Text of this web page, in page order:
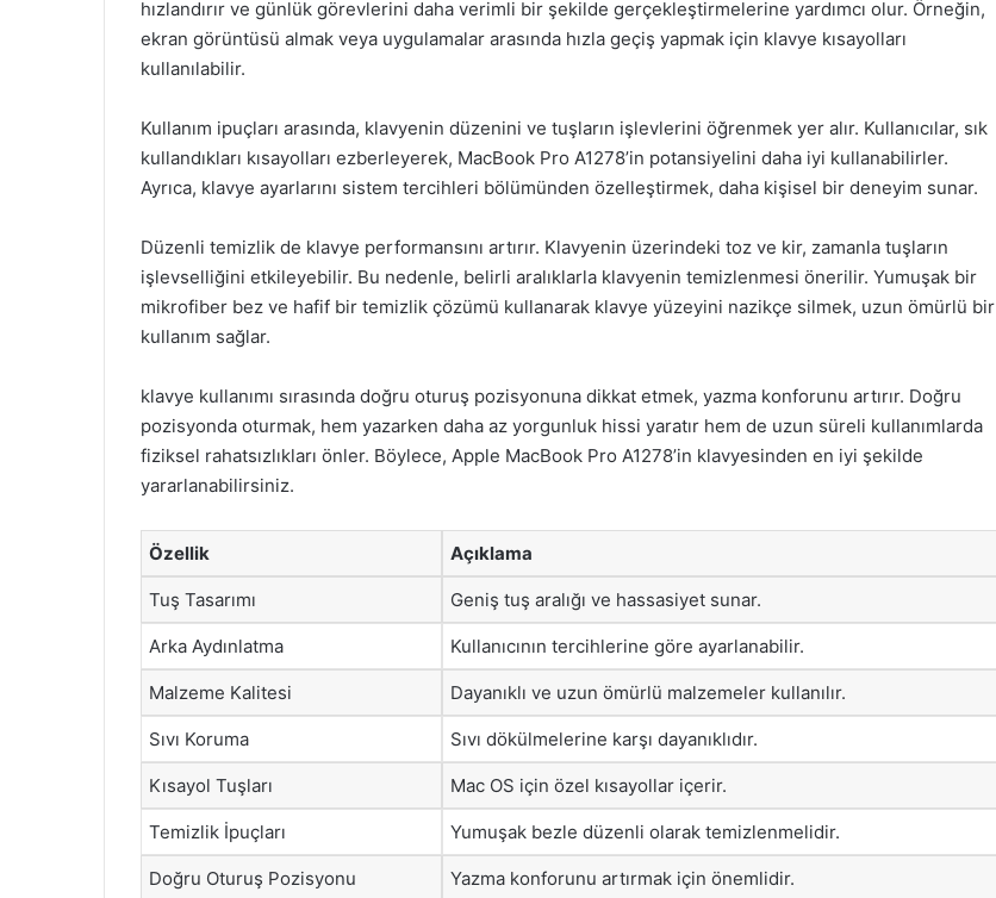
hızlandırır ve günlük görevlerini daha verimli bir şekilde gerçekleştirmelerine yardımcı olur. Örneğin,
ekran görüntüsü almak veya uygulamalar arasında hızla geçiş yapmak için klavye kısayolları
kullanılabilir.
Kullanım ipuçları arasında, klavyenin düzenini ve tuşların işlevlerini öğrenmek yer alır. Kullanıcılar, sık
kullandıkları kısayolları ezberleyerek, MacBook Pro A1278’in potansiyelini daha iyi kullanabilirler.
Ayrıca, klavye ayarlarını sistem tercihleri bölümünden özelleştirmek, daha kişisel bir deneyim sunar.
Düzenli temizlik de klavye performansını artırır. Klavyenin üzerindeki toz ve kir, zamanla tuşların
işlevselliğini etkileyebilir. Bu nedenle, belirli aralıklarla klavyenin temizlenmesi önerilir. Yumuşak bir
mikrofiber bez ve hafif bir temizlik çözümü kullanarak klavye yüzeyini nazikçe silmek, uzun ömürlü bir
kullanım sağlar.
klavye kullanımı sırasında doğru oturuş pozisyonuna dikkat etmek, yazma konforunu artırır. Doğru
pozisyonda oturmak, hem yazarken daha az yorgunluk hissi yaratır hem de uzun süreli kullanımlarda
fiziksel rahatsızlıkları önler. Böylece, Apple MacBook Pro A1278’in klavyesinden en iyi şekilde
yararlanabilirsiniz.
Özellik Açıklama
Tuş Tasarımı Geniş tuş aralığı ve hassasiyet sunar.
Arka Aydınlatma Kullanıcının tercihlerine göre ayarlanabilir.
Malzeme Kalitesi Dayanıklı ve uzun ömürlü malzemeler kullanılır.
Sıvı Koruma Sıvı dökülmelerine karşı dayanıklıdır.
Kısayol Tuşları Mac OS için özel kısayollar içerir.
Temizlik İpuçları Yumuşak bezle düzenli olarak temizlenmelidir.
Doğru Oturuş Pozisyonu Yazma konforunu artırmak için önemlidir.